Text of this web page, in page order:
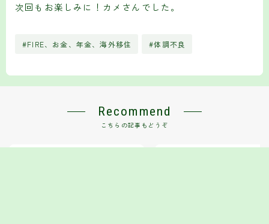
次回もお楽しみに！カメさんでした。
#FIRE、お金、年金、海外移住 #体調不良
Recommend
こちらの記事もどうぞ